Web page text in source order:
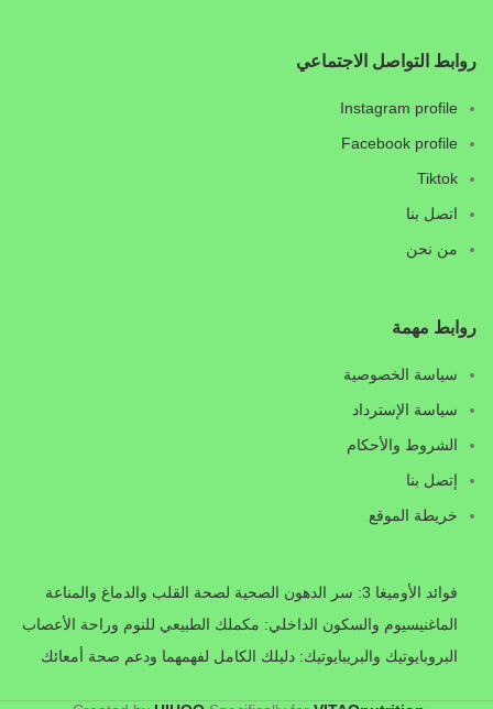
روابط التواصل الاجتماعي
Instagram profile
Facebook profile
Tiktok
اتصل بنا
من نحن
روابط مهمة
سياسة الخصوصية
سياسة الإسترداد
الشروط والأحكام
إتصل بنا
خريطة الموقع
فوائد الأوميغا 3: سر الدهون الصحية لصحة القلب والدماغ والمناعة
الماغنيسيوم والسكون الداخلي: مكملك الطبيعي للنوم وراحة الأعصاب
البروبايوتيك والبريبايوتيك: دليلك الكامل لفهمهما ودعم صحة أمعائك